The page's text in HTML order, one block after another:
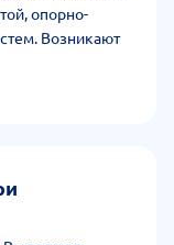
опорно-
Возникают